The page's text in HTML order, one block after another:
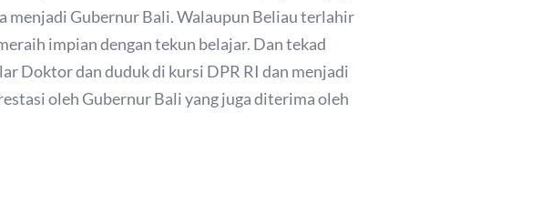
menjadi Gubernur Bali. Walaupun Beliau terlahir
impian dengan tekun belajar. Dan tekad
Doktor dan duduk di kursi DPR RI dan menjadi
oleh Gubernur Bali yang juga diterima oleh